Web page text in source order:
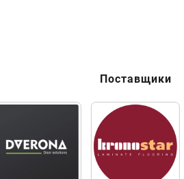
Поставщики